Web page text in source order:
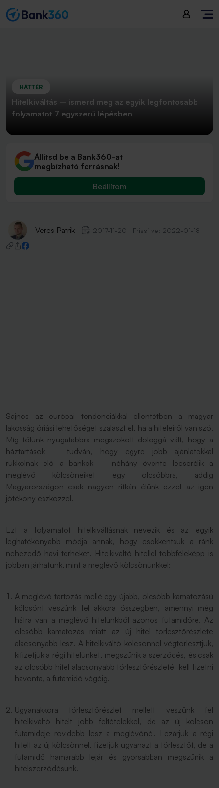
HÁTTÉR
Hitelkiváltás – ismerd meg az egyik legfontosabb
folyamatot 7 egyszerű lépésben
Állítsd be a Bank360-at
megbízható forrásnak!
Beállítom
Veres Patrik 2017-11-20 Frissítve: 2022-01-18
Sajnos az európai tendenciákkal ellentétben a magyar
lakosság óriási lehetőséget szalaszt el, ha a hiteleiről van szó.
Míg tőlünk nyugatabbra megszokott dologgá vált, hogy a
háztartások – tudván, hogy egyre jobb ajánlatokkal
rukkolnak elő a bankok – néhány évente lecserélik a
meglévő kölcsöneiket egy olcsóbbra, addig
Magyarországon csak nagyon ritkán élünk ezzel az igen
jótékony eszközzel.
Ezt a folyamatot hitelkiváltásnak nevezik és az egyik
leghatékonyabb módja annak, hogy csökkentsük a ránk
nehezedő havi terheket. Hitelkiváltó hitellel többféleképp is
jobban járhatunk, mint a meglévő kölcsönünkkel:
A meglévő tartozás mellé egy újabb, olcsóbb kamatozású
kölcsönt veszünk fel akkora összegben, amennyi még
hátra van a meglévő hitelünkből azonos futamidőre. Az
olcsóbb kamatozás miatt az új hitel törlesztőrészlete
alacsonyabb lesz. A hitelkiváltó kölcsönnel végtörlesztjük,
kifizetjük a régi hitelünket, megszűnik a szerződés, és csak
az olcsóbb hitel alacsonyabb törlesztőrészletét kell fizetni
havonta, a futamidő végéig.
Ugyanakkora törlesztőrészlet mellett veszünk fel
hitelkiváltó hitelt jobb feltételekkel, de az új kölcsön
futamideje rövidebb lesz a meglévőnél. Lezárjuk a régi
hitelt az új kölcsönnel, fizetjük ugyanazt a törlesztőt, de a
futamidő hamarabb lejár és gyorsabban megszűnik a
hitelszerződésünk.